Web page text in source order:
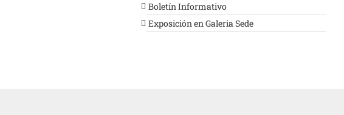
Boletín Informativo
Exposición en Galeria Sede